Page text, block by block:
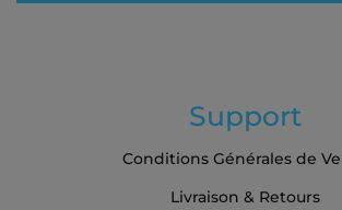
:
Support
Conditions Générales de
Livraison & Retours